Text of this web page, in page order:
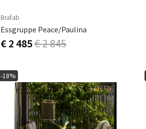
Brafab
Essgruppe Peace/Paulina
€ 2 485€ 2 845
-18%